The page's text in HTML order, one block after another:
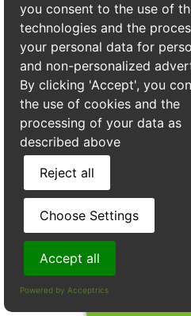
Tarifs transparents et
problème de nuisibles peut
pourquoi nous avons
et transparente. Nos prix
l’accessibilité du nid, de
ainsi que desspécificités
emplacement). Vous
engagementavant toute
ainsi deplanifier et de
sérénité.
Grâce à Alpes3D, les habitants
d’un service professionnel et
définitivement des guêpes et
Plus de 440 avis
Voir la fiche
you consent to the use of
technologies and the
your personal data for
and non-personalized
By clicking 'Accept', you
the use of cookies and the
processing of your data as
described above
Reject all
Choose Settings
Accept all
Powered by Acceptrics